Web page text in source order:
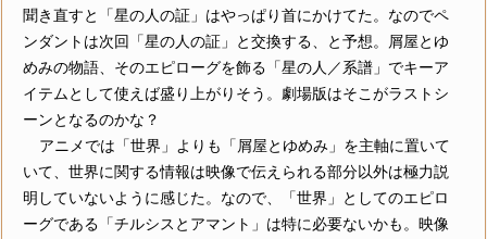
聞き直すと「星の人の証」はやっぱり首にかけてた。なのでペ
ンダントは次回「星の人の証」と交換する、と予想。屑屋とゆ
めみの物語、そのエピローグを飾る「星の人／系譜」でキーア
イテムとして使えば盛り上がりそう。劇場版はそこがラストシ
ーンとなるのかな？
アニメでは「世界」よりも「屑屋とゆめみ」を主軸に置いて
いて、世界に関する情報は映像で伝えられる部分以外は極力説
明していないように感じた。なので、「世界」としてのエピロ
ーグである「チルシスとアマント」は特に必要ないかも。映像